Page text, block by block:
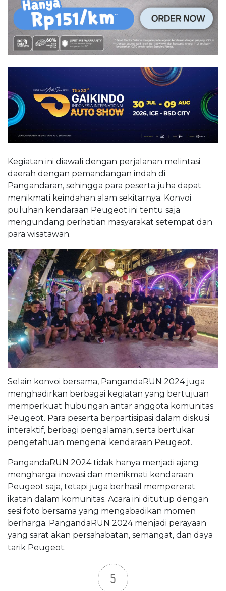
Kegiatan ini diawali dengan perjalanan melintasi
daerah dengan pemandangan indah di
Pangandaran, sehingga para peserta juha dapat
menikmati keindahan alam sekitarnya. Konvoi
puluhan kendaraan Peugeot ini tentu saja
mengundang perhatian masyarakat setempat dan
para wisatawan.
Selain konvoi bersama, PangandaRUN 2024 juga
menghadirkan berbagai kegiatan yang bertujuan
memperkuat hubungan antar anggota komunitas
Peugeot. Para peserta berpartisipasi dalam diskusi
interaktif, berbagi pengalaman, serta bertukar
pengetahuan mengenai kendaraan Peugeot.
PangandaRUN 2024 tidak hanya menjadi ajang
menghargai inovasi dan menikmati kendaraan
Peugeot saja, tetapi juga berhasil mempererat
ikatan dalam komunitas. Acara ini ditutup dengan
sesi foto bersama yang mengabadikan momen
berharga. PangandaRUN 2024 menjadi perayaan
yang sarat akan persahabatan, semangat, dan daya
tarik Peugeot.
5